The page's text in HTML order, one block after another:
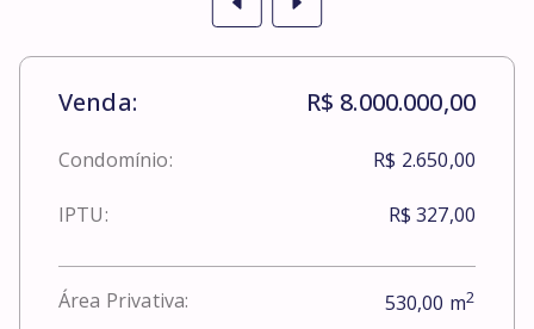
Venda: R$ 8.000.000,00
Condomínio: R$ 2.650,00
IPTU: R$ 327,00
Área Privativa: 530,00 m2